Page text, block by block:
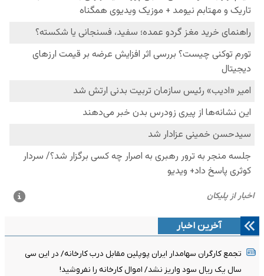
آخرین اخبار
تجمع کارگران سهامدار ایران پوپلین مقابل درب کارخانه/ در این سی
سال یک ریال سود واریز نشد/ اموال کارخانه را نفروشید!